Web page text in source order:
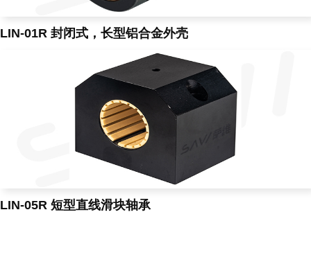
LIN-01R 封闭式，长型铝合金外壳
LIN-05R 短型直线滑块轴承